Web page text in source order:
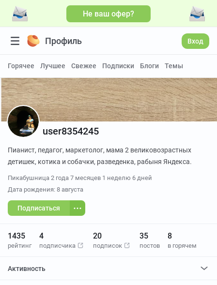
Не ваш офер?
Профиль Вход
Горячее Лучшее Свежее Подписки Блоги Темы
user8354245
Пианист, педагог, маркетолог, мама 2 великовозрастных
детишек, котика и собачки, разведенка, рабыня Яндекса.
Пикабушница 2 года 7 месяцев 1 неделю 6 дней
Дата рождения: 8 августа
Подписаться
1435
рейтинг
4
подписчика
20
подписок
35
постов
8
в горячем
Активность